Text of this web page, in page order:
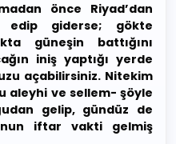
önce Riyad’dan
edip giderse; gökte
güneşin battığını
iniş yaptığı yerde
açabilirsiniz. Nitekim
aleyhi ve sellem- şöyle
gelip, gündüz de
iftar vakti gelmiş